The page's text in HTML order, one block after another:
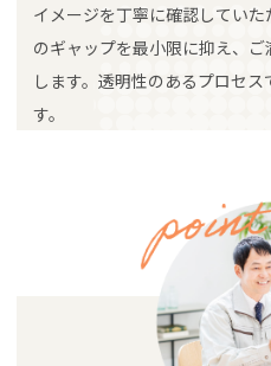
イメージを丁寧に確認してい
のギャップを最小限に抑え、
します。透明性のあるプロセ
す。